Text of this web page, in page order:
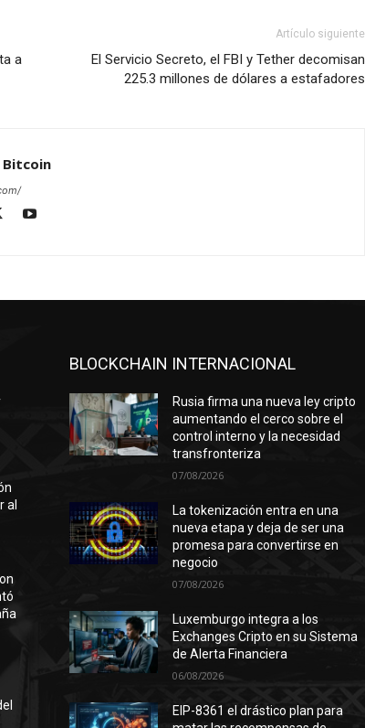
a
Artículo siguiente
El Servicio Secreto, el FBI y Tether decomisan
225.3 millones de dólares a estafadores
al
BLOCKCHAIN INTERNACIONAL
Rusia firma una nueva ley cripto
aumentando el cerco sobre el
control interno y la necesidad
transfronteriza
07/08/2026
La tokenización entra en una
nueva etapa y deja de ser una
promesa para convertirse en
negocio
07/08/2026
Luxemburgo integra a los
Exchanges Cripto en su Sistema
de Alerta Financiera
06/08/2026
EIP-8361 el drástico plan para